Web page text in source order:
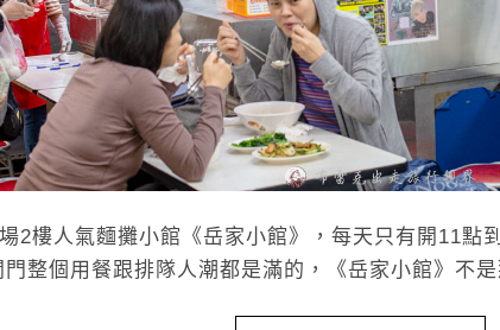
2樓人氣麵攤小館《岳家小館》，每天只有開11點
門整個用餐跟排隊人潮都是滿的，《岳家小館》不